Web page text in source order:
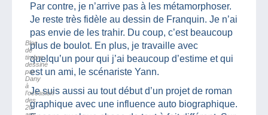
Par contre, je n’arrive pas à les métamorphoser.
Je reste très fidèle au dessin de Franquin. Je n’ai
pas envie de les trahir. Du coup, c’est beaucoup
plus de boulot. En plus, je travaille avec
quelqu’un pour qui j’ai beaucoup d’estime et qui
est un ami, le scénariste Yann.
Je suis aussi au tout début d’un projet de roman
graphique avec une influence auto biographique.
Bloc
de
timbre
dessiné
par
Dany
à
l’occasion
des
20